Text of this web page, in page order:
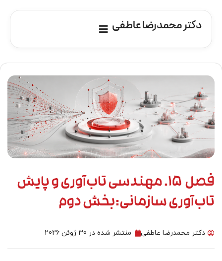
دکتر محمدرضا عاطفی
فصل ۱۵. مهندسی تاب‌آوری و پایش
تاب‌آوری سازمانی:بخش دوم
دکتر محمدرضا عاطفی منتشر شده در 30 ژوئن 2026